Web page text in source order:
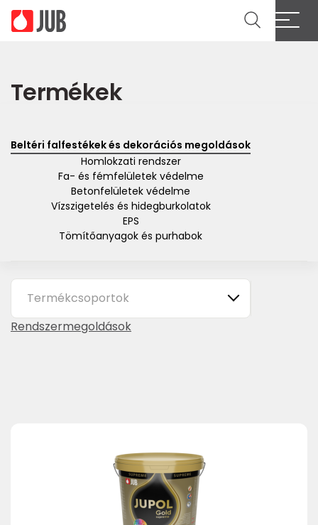
Termékek
Beltéri falfestékek és dekorációs megoldások
Homlokzati rendszer
Fa- és fémfelületek védelme
Betonfelületek védelme
Vízszigetelés és hidegburkolatok
EPS
Tömítőanyagok és purhabok
Termékcsoportok
Rendszermegoldások